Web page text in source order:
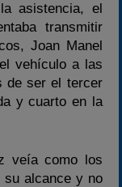
asistencia, el
transmitir
Joan Manel
vehículo a las
de ser el tercer
y cuarto en la
veía como los
su alcance y no